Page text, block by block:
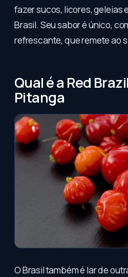
fazer sucos, licores, geleias
Brasil. Seu sabor é único,
refrescante, que remete ao
Qual é a Red
Pitanga
O Brasil também é lar de